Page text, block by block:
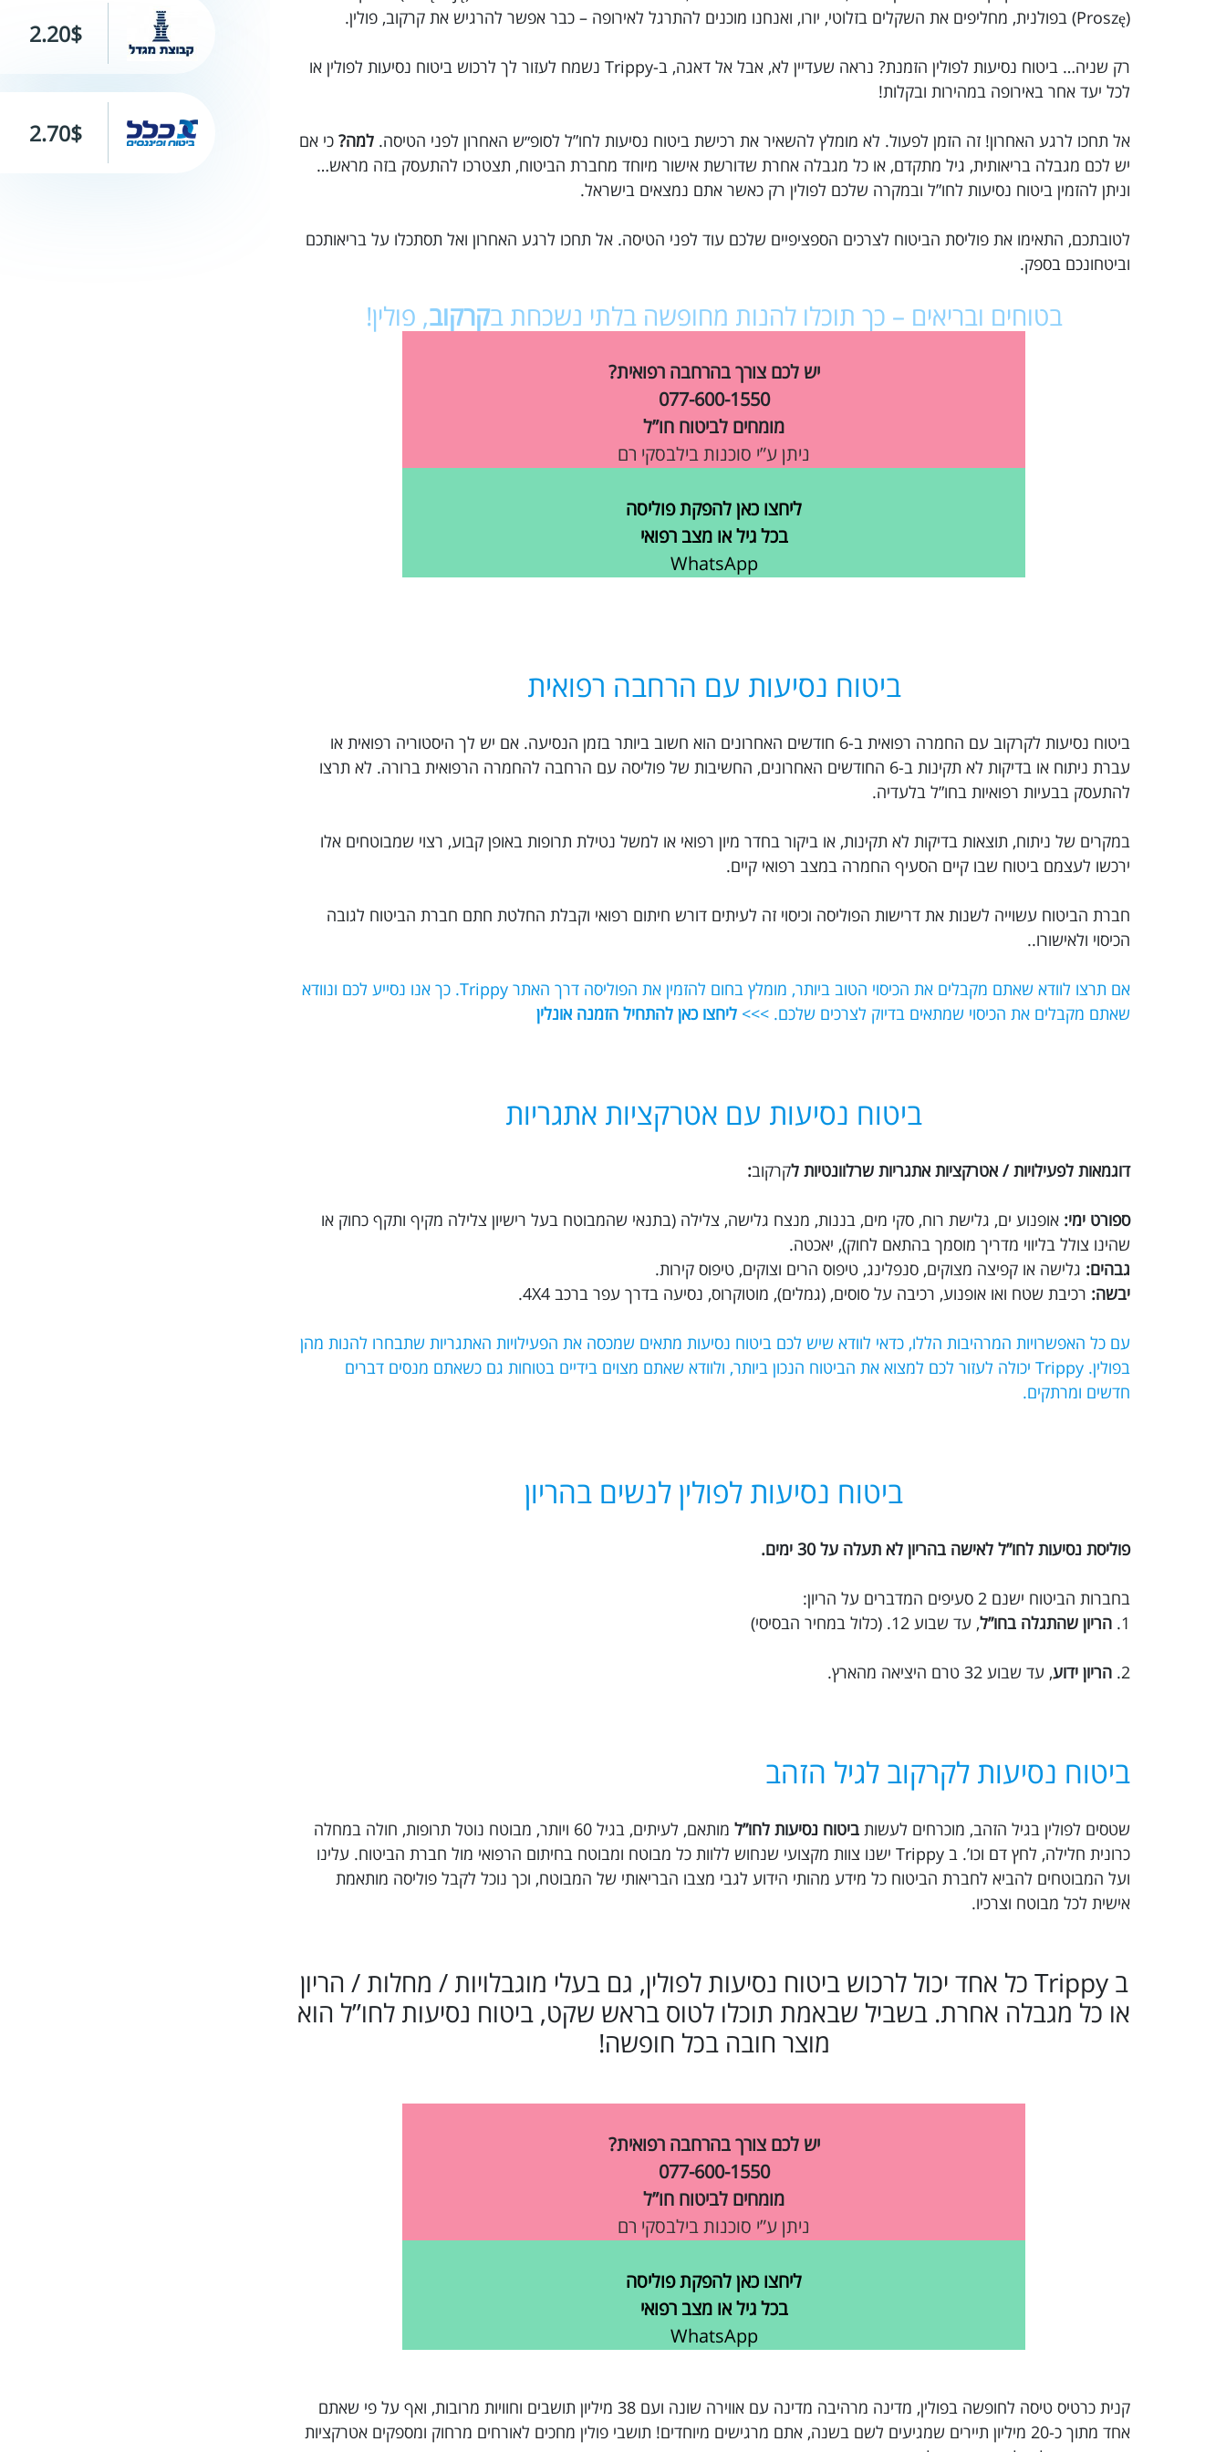
(Proszę) בפולנית, מחליפים את השקלים בזלוטי, יורו, ואנחנו מוכנים להתרגל לאירופה – כבר אפשר להרגיש את קרקוב, פולין.
רק שניה… ביטוח נסיעות לפולין הזמנת? נראה שעדיין לא, אבל אל דאגה, ב-Trippy נשמח לעזור לך לרכוש ביטוח נסיעות לפולין או
לכל יעד אחר באירופה במהירות ובקלות!
אל תחכו לרגע האחרון! זה הזמן לפעול. לא מומלץ להשאיר את רכישת ביטוח נסיעות לחו”ל לסופ״ש האחרון לפני הטיסה. למה? כי אם
יש לכם מגבלה בריאותית, גיל מתקדם, או כל מגבלה אחרת שדורשת אישור מיוחד מחברת הביטוח, תצטרכו להתעסק בזה מראש…
וניתן להזמין ביטוח נסיעות לחו”ל ובמקרה שלכם לפולין רק כאשר אתם נמצאים בישראל.
לטובתכם, התאימו את פוליסת הביטוח לצרכים הספציפיים שלכם עוד לפני הטיסה. אל תחכו לרגע האחרון ואל תסתכלו על בריאותכם
וביטחונכם בספק.
בטוחים ובריאים – כך תוכלו להנות מחופשה בלתי נשכחת בקרקוב, פולין!
יש לכם צורך בהרחבה רפואית?
077-600-1550
מומחים לביטוח חו”ל
ניתן ע”י סוכנות בילבסקי רם
ליחצו כאן להפקת פוליסה
בכל גיל או מצב רפואי
WhatsApp
ביטוח נסיעות עם הרחבה רפואית
ביטוח נסיעות לקרקוב עם החמרה רפואית ב-6 חודשים האחרונים הוא חשוב ביותר בזמן הנסיעה. אם יש לך היסטוריה רפואית או
עברת ניתוח או בדיקות לא תקינות ב-6 החודשים האחרונים, החשיבות של פוליסה עם הרחבה להחמרה הרפואית ברורה. לא תרצו
להתעסק בבעיות רפואיות בחו”ל בלעדיה.
במקרים של ניתוח, תוצאות בדיקות לא תקינות, או ביקור בחדר מיון רפואי או למשל נטילת תרופות באופן קבוע, רצוי שמבוטחים אלו
ירכשו לעצמם ביטוח שבו קיים הסעיף החמרה במצב רפואי קיים.
חברת הביטוח עשוייה לשנות את דרישות הפוליסה וכיסוי זה לעיתים דורש חיתום רפואי וקבלת החלטת חתם חברת הביטוח לגובה
הכיסוי ולאישורו..
אם תרצו לוודא שאתם מקבלים את הכיסוי הטוב ביותר, מומלץ בחום להזמין את הפוליסה דרך האתר Trippy. כך אנו נסייע לכם ונוודא
שאתם מקבלים את הכיסוי שמתאים בדיוק לצרכים שלכם. >>> ליחצו כאן להתחיל הזמנה אונלין
ביטוח נסיעות עם אטרקציות אתגריות
דוגמאות לפעילויות / אטרקציות אתגריות שרלוונטיות לקרקוב:
ספורט ימי: אופנוע ים, גלישת רוח, סקי מים, בננות, מנצח גלישה, צלילה (בתנאי שהמבוטח בעל רישיון צלילה מקיף ותקף כחוק או
שהינו צולל בליווי מדריך מוסמך בהתאם לחוק), יאכטה.
גבהים: גלישה או קפיצה מצוקים, סנפלינג, טיפוס הרים וצוקים, טיפוס קירות.
יבשה: רכיבת שטח ואו אופנוע, רכיבה על סוסים, (גמלים), מוטוקרוס, נסיעה בדרך עפר ברכב 4X4.
עם כל האפשרויות המרהיבות הללו, כדאי לוודא שיש לכם ביטוח נסיעות מתאים שמכסה את הפעילויות האתגריות שתבחרו להנות מהן
בפולין. Trippy יכולה לעזור לכם למצוא את הביטוח הנכון ביותר, ולוודא שאתם מצוים בידיים בטוחות גם כשאתם מנסים דברים
חדשים ומרתקים.
ביטוח נסיעות לפולין לנשים בהריון
פוליסת נסיעות לחו”ל לאישה בהריון לא תעלה על 30 ימים.
בחברות הביטוח ישנם 2 סעיפים המדברים על הריון:
1. הריון שהתגלה בחו”ל, עד שבוע 12. (כלול במחיר הבסיסי)
2. הריון ידוע, עד שבוע 32 טרם היציאה מהארץ.
ביטוח נסיעות לקרקוב לגיל הזהב
שטסים לפולין בגיל הזהב, מוכרחים לעשות ביטוח נסיעות לחו”ל
מותאם, לעיתים, בגיל 60 ויותר, מבוטח נוטל תרופות, חולה במחלה
כרונית חלילה, לחץ דם וכו’. ב Trippy ישנו צוות מקצועי שנחוש ללוות כל מבוטח ומבוטח בחיתום הרפואי מול חברת הביטוח. עלינו
ועל המבוטחים להביא לחברת הביטוח כל מידע מהותי הידוע לגבי מצבו הבריאותי של המבוטח, וכך נוכל לקבל פוליסה מותאמת
אישית לכל מבוטח וצרכיו.
ב Trippy כל אחד יכול לרכוש ביטוח נסיעות לפולין, גם בעלי מוגבלויות / מחלות / הריון
או כל מגבלה אחרת. בשביל שבאמת תוכלו לטוס בראש שקט, ביטוח נסיעות לחו”ל הוא
מוצר חובה בכל חופשה!
יש לכם צורך בהרחבה רפואית?
077-600-1550
מומחים לביטוח חו”ל
ניתן ע”י סוכנות בילבסקי רם
ליחצו כאן להפקת פוליסה
בכל גיל או מצב רפואי
WhatsApp
קנית כרטיס טיסה לחופשה בפולין, מדינה מרהיבה מדינה עם אווירה שונה ועם 38 מיליון תושבים וחוויות מרובות, ואף על פי שאתם
אחד מתוך כ-20 מיליון תיירים שמגיעים לשם בשנה, אתם מרגישים מיוחדים! תושבי פולין מחכים לאורחים מרחוק ומספקים אטרקציות
2.20$
2.70$